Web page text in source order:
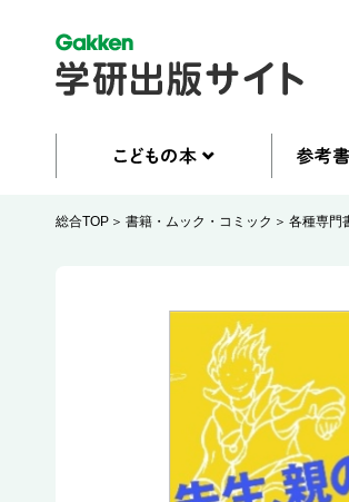
総合TOP 書籍・ムック・コミック 各種専門